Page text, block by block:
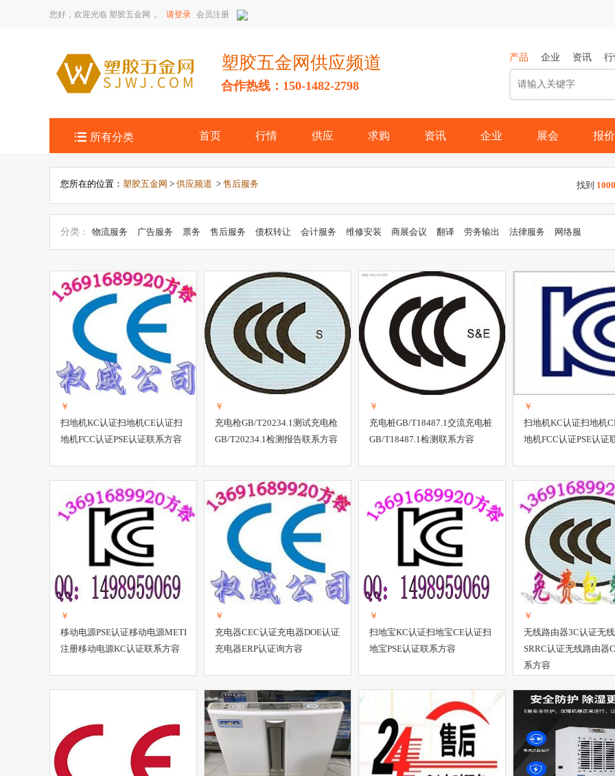
您好，欢迎光临 塑胶五金网 。 请登录 会员注册
塑胶五金网供应频道
合作热线：150-1482-2798
产品 企业 资讯
 所有分类 首页 行情 供应 求购 资讯 企业 展会 报价
您所在的位置： 塑胶五金网 > 供应频道 > 售后服务 找到
分类： 物流服务 广告服务 票务 售后服务 债权转让 会计服务 维修安装 商展会议 翻译 劳务输出 法律服务
网络服
务
工程承包 公关服务 创意设计 金融服务
￥
扫地机KC认证扫地机CE认证扫
地机FCC认证PSE认证联系方容
￥
充电枪GB/T20234.1测试充电枪
GB/T20234.1检测报告联系方容
￥
充电桩GB/T18487.1交流充电桩
GB/T18487.1检测联系方容
￥
扫地机KC认证扫地机
地机FCC认证PSE认证
￥
移动电源PSE认证移动电源METI
注册移动电源KC认证联系方容
￥
充电器CEC认证充电器DOE认证
充电器ERP认证询方容
￥
扫地宝KC认证扫地宝CE认证扫
地宝PSE认证联系方容
￥
无线路由器3C认证无
SRRC认证无线路由器
系方容